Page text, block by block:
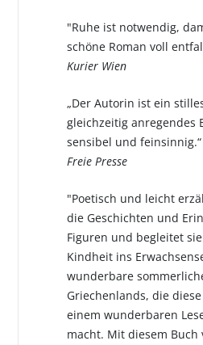
"Ruhe ist notwendig,
schöne Roman voll
Kurier Wien
„Der Autorin ist ein
gleichzeitig anregendes
sensibel und feinsinnig.“
Freie Presse
"Poetisch und leicht
die Geschichten und
Figuren und begleitet
Kindheit ins
wunderbare
Griechenlands, die
einem wunderbaren
macht. Mit diesem Buch